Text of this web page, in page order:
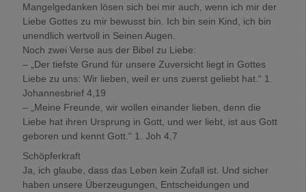
Mangelgedanken lösen sich bei mir auch, wenn ich mir der
Liebe Gottes zu mir bewusst bin. Ich bin sein Kind, ich bin
unendlich wertvoll in Seinen Augen.
Noch zwei Verse aus der Bibel zu Liebe:
– „Der tiefste Grund für unsere Zuversicht liegt in Gottes
Liebe zu uns: Wir lieben, weil er uns zuerst geliebt hat.“ 1.
Johannesbrief 4,19
– „Meine Freunde, wir wollen einander lieben, denn die
Liebe hat ihren Ursprung in Gott, und wer liebt, ist aus Gott
geboren und kennt Gott.“ 1. Joh 4,7
Schöpferkraft
Ja, ich glaube, dass das Leben kein Zufall ist. Und sicher
haben unsere Überzeugungen, Entscheidungen und